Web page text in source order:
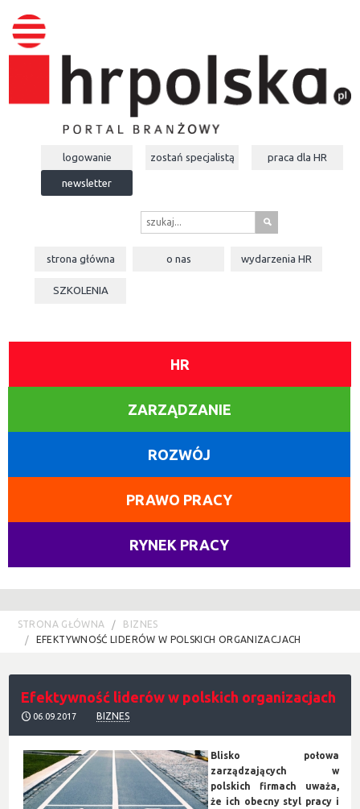
logowanie zostań specjalistą praca dla HR
newsletter
s
strona główna o nas wydarzeniaHR
SZKOLENIA
HR
ZARZĄDZANIE
ROZWÓJ
PRAWO PRACY
RYNEK PRACY
STRONA GŁÓWNA
BIZNES
EFEKTYWNOŚĆ LIDERÓW W POLSKICH ORGANIZACJACH
Efektywność liderów w polskich organizacjach
06.09.2017 BIZNES
Blisko połowa
zarządzających w
polskich firmach uważa,
że ich obecny styl pracy i